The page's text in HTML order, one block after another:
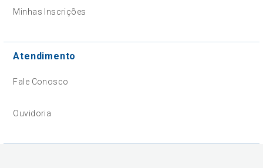
Minhas Inscrições
Atendimento
Fale Conosco
Ouvidoria